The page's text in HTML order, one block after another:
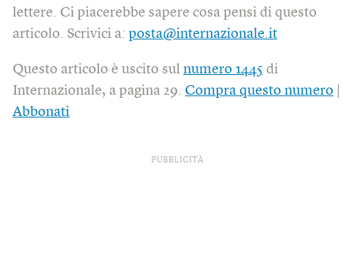
lettere. Ci piacerebbe sapere cosa pensi di questo
articolo. Scrivici a: posta@internazionale.it
Questo articolo è uscito sul numero 1445 di
Internazionale, a pagina 29. Compra questo numero
Abbonati
PUBBLICITÀ